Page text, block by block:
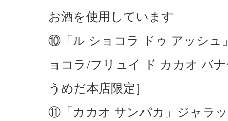
お酒を使用しています
⑩「ル ショコラ ドゥ アッシュ
ョコラ/フリュイ ド カカオ バ
うめだ本店限定］
⑪「カカオ サンパカ」ジャラ